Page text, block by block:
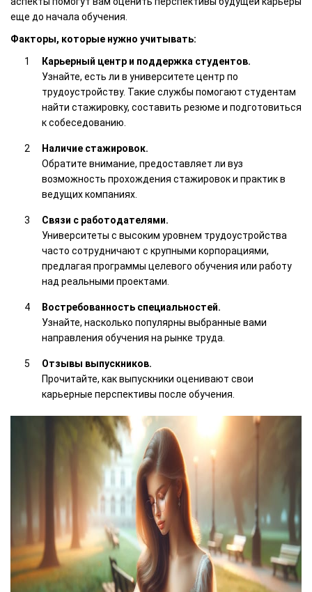
еще до начала обучения.
Факторы, которые нужно учитывать:
Карьерный центр и поддержка студентов.
Узнайте, есть ли в университете центр по
трудоустройству. Такие службы помогают студентам
найти стажировку, составить резюме и подготовиться
к собеседованию.
Наличие стажировок.
Обратите внимание, предоставляет ли вуз
возможность прохождения стажировок и практик в
ведущих компаниях.
Связи с работодателями.
Университеты с высоким уровнем трудоустройства
часто сотрудничают с крупными корпорациями,
предлагая программы целевого обучения или работу
над реальными проектами.
Востребованность специальностей.
Узнайте, насколько популярны выбранные вами
направления обучения на рынке труда.
Отзывы выпускников.
Прочитайте, как выпускники оценивают свои
карьерные перспективы после обучения.